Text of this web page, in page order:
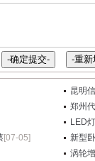
昆明
郑州
LED
[07-05] 新型
涡轮